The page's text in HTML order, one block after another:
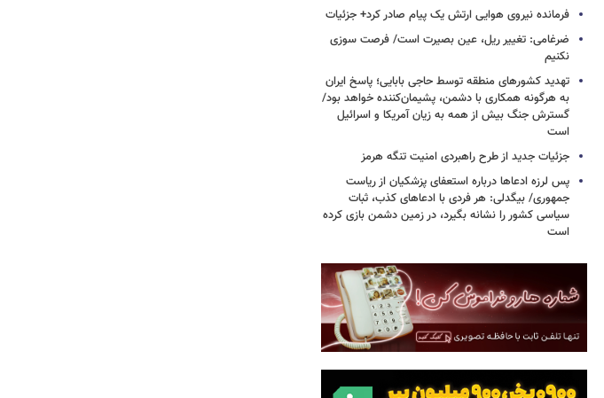
فرمانده نیروی هوایی ارتش یک پیام صادر کرد+ جزئیات
ضرغامی: تغییر ریل، عین بصیرت است/ فرصت سوزی
نکنیم
تهدید کشورهای منطقه توسط حاجی بابایی؛ پاسخ ایران
به هرگونه همکاری با دشمن، پشیمان‌کننده خواهد بود/
گسترش جنگ بیش از همه به زیان آمریکا و اسرائیل
است
جزئیات جدید از طرح راهبردی امنیت تنگه هرمز
پس لرزه ادعاها درباره استعفای پزشکیان از ریاست
جمهوری/ بیگدلی: هر فردی با ادعاهای کذب، ثبات
سیاسی کشور را نشانه بگیرد، در زمین دشمن بازی کرده
است